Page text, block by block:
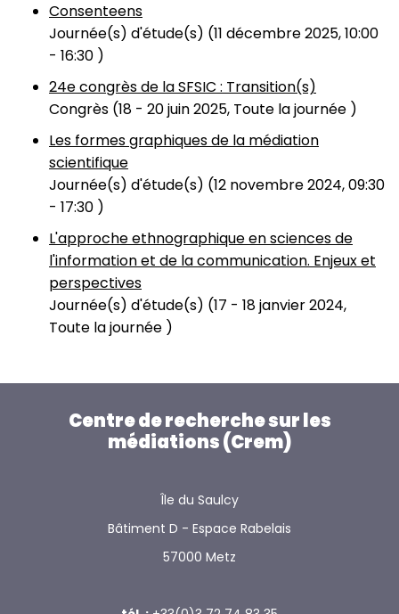
Consenteens
Journée(s) d'étude(s) (11 décembre 2025, 10:00
- 16:30 )
24e congrès de la SFSIC : Transition(s)
Congrès (18 - 20 juin 2025, Toute la journée )
Les formes graphiques de la médiation
scientifique
Journée(s) d'étude(s) (12 novembre 2024, 09:30
- 17:30 )
L'approche ethnographique en sciences de
l'information et de la communication. Enjeux et
perspectives
Journée(s) d'étude(s) (17 - 18 janvier 2024,
Toute la journée )
Centre de recherche sur les
médiations (Crem)
Île du Saulcy
Bâtiment D - Espace Rabelais
57000 Metz